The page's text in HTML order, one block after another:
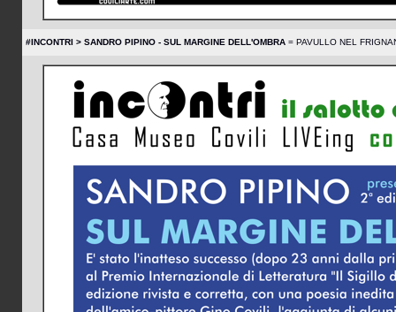
#INCONTRI > SANDRO PIPINO - SUL MARGINE DELL'OMBRA = PAVULLO NEL